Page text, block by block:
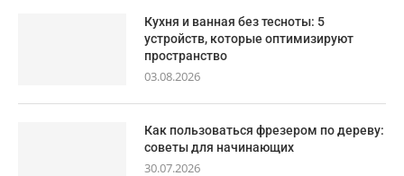
Кухня и ванная без тесноты: 5
устройств, которые оптимизируют
пространство
03.08.2026
Как пользоваться фрезером по дереву:
советы для начинающих
30.07.2026